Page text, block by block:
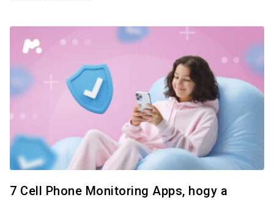
7 Cell Phone Monitoring Apps, hogy a